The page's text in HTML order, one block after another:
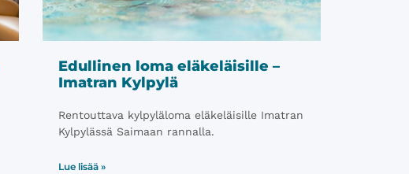
Edullinen loma eläkeläisille –
Imatran Kylpylä
Rentouttava kylpyläloma eläkeläisille Imatran
Kylpylässä Saimaan rannalla.
Lue lisää »